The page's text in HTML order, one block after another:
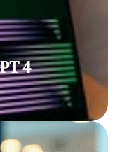
4